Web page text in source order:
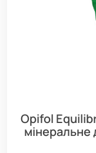
Opifol
мінеральне